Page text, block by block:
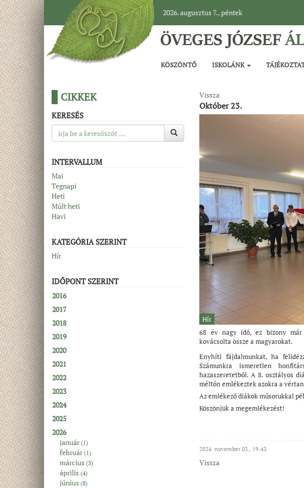
2026. augusztus 7., péntek
KÖSZÖNTŐ ISKOLÁNK
CIKKEK
KERESÉS
INTERVALLUM
Mai
Tegnapi
Heti
Múlt heti
Havi
KATEGÓRIA SZERINT
Hír
IDŐPONT SZERINT
2016
2017
2018
2019
2020
2021
2022
2023
2024
2025
2026
január(1)
február(1)
március (5)
április (4)
június (8)
Vissza
Október 23.
Hír
68 év nagy idő, ez bizony már
kovácsolta össze a magyarokat.
Enyhíti fájdalmunkat, ha
Számunkra ismeretlen
hazaszeretetből. A 8. osztályos
méltón emlékeztek azokra a
Az emlékező diákok műsorukkal
Köszönjük a megemlékezést!
2024. november 03., 19:43
Vissza